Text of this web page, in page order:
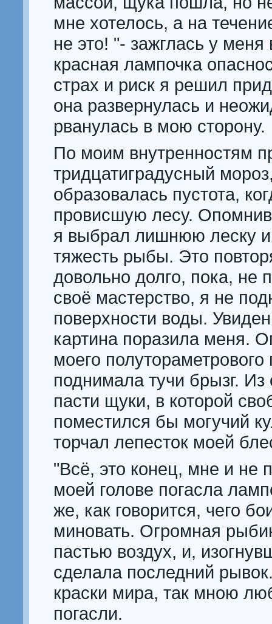
мне хотелось, а на
не это! "- зажглась у меня
красная лампочка
страх и риск я решил
она развернулась и
рванулась в мою сторону.
По моим внутренностям
тридцатиградусный
образовалась пустота,
провисшую лесу.
я выбрал лишнюю леску и
тяжесть рыбы. Это
довольно долго, пока, не
своё мастерство, я не
поверхности воды.
картина поразила меня.
моего полутораметрового
поднимала тучи брызг. Из
пасти щуки, в которой
поместился бы могучий
торчал лепесток моей
"Всё, это конец, мне и не
моей голове погасла
же, как говорится, чего
миновать. Огромная
пастью воздух, и,
сделала последний
краски мира, так мною
погасли.